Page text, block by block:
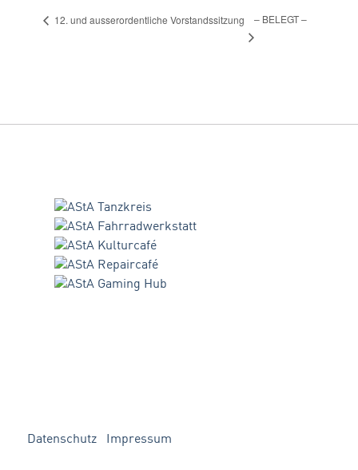
12. und ausserordentliche Vorstandssitzung – BELEGT –
Datenschutz Impressum